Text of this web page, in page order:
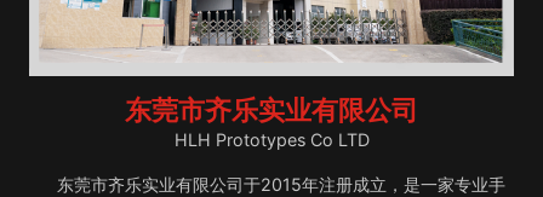
东莞市齐乐实业有限公司
HLH Prototypes Co LTD
东莞市齐乐实业有限公司于2015年注册成立，是一家专业手